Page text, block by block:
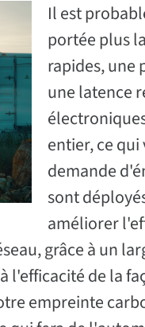
Il est
portée plus
rapides, une
une latence
entier, ce
demande
sont
améliorer
grâce à un
de la
empreinte